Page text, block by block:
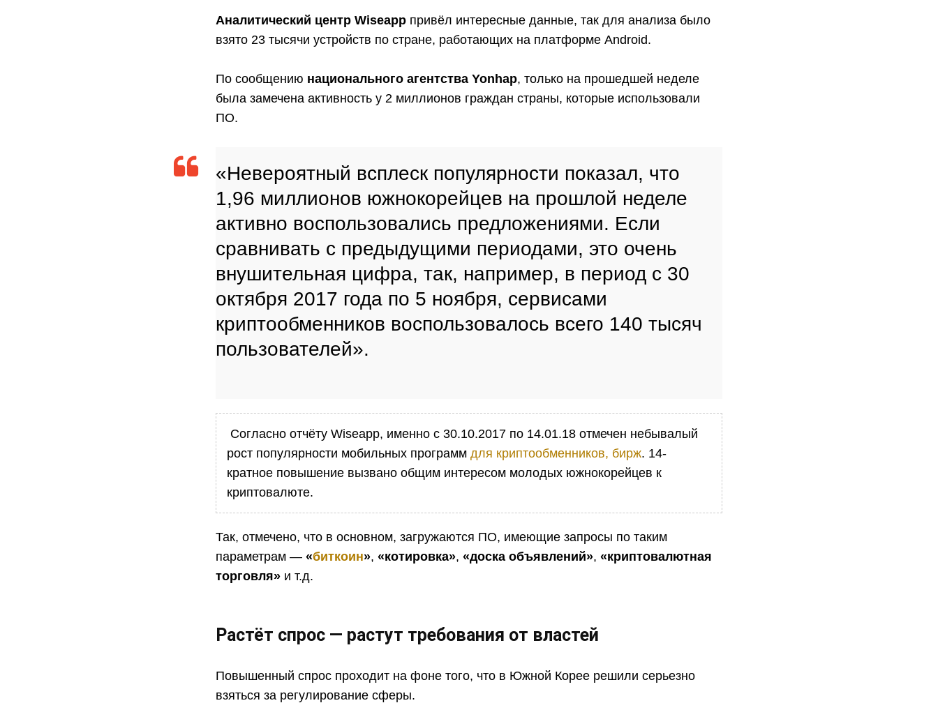
Аналитический центр Wiseapp привёл интересные данные, так для анализа было
взято 23 тысячи устройств по стране, работающих на платформеAndroid.
По сообщению национального агентства Yonhap, только на прошедшей неделе
была замечена активность у 2 миллионов граждан страны, которые использовали
ПО.
«Невероятный всплеск популярности показал, что
1,96 миллионов южнокорейцев на прошлой неделе
активно воспользовались предложениями. Если
сравнивать с предыдущими периодами, это очень
внушительная цифра, так, например, в период с 30
октября 2017 года по 5 ноября, сервисами
криптообменников воспользовалось всего 140 тысяч
пользователей».
Согласно отчёту Wiseapp, именно с 30.10.2017 по 14.01.18 отмечен небывалый
рост популярности мобильных программдля криптообменников, бирж. 14-
кратное повышение вызвано общим интересом молодых южнокорейцев к
криптовалюте.
Так, отмечено, что в основном, загружаются ПО, имеющие запросы по таким
параметрам —«биткоин»,«котировка»,«доска объявлений»,«криптовалютная
торговля» и т.д.
Растёт спрос — растут требования от властей
Повышенный спрос проходит на фоне того, что в Южной Корее решили серьезно
взяться за регулирование сферы.